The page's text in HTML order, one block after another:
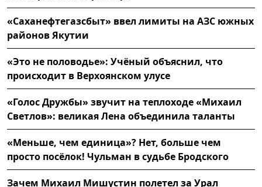
«Саханефтегазсбыт» ввел лимиты на АЗС южных
районов Якутии
«Это не половодье»: Учёный объяснил, что
происходит в Верхоянском улусе
«Голос Дружбы» звучит на теплоходе «Михаил
Светлов»: великая Лена объединила таланты
«Меньше, чем единица»? Нет, больше чем
просто посёлок! Чульман в судьбе Бродского
Зачем Михаил Мишустин полетел за Урал